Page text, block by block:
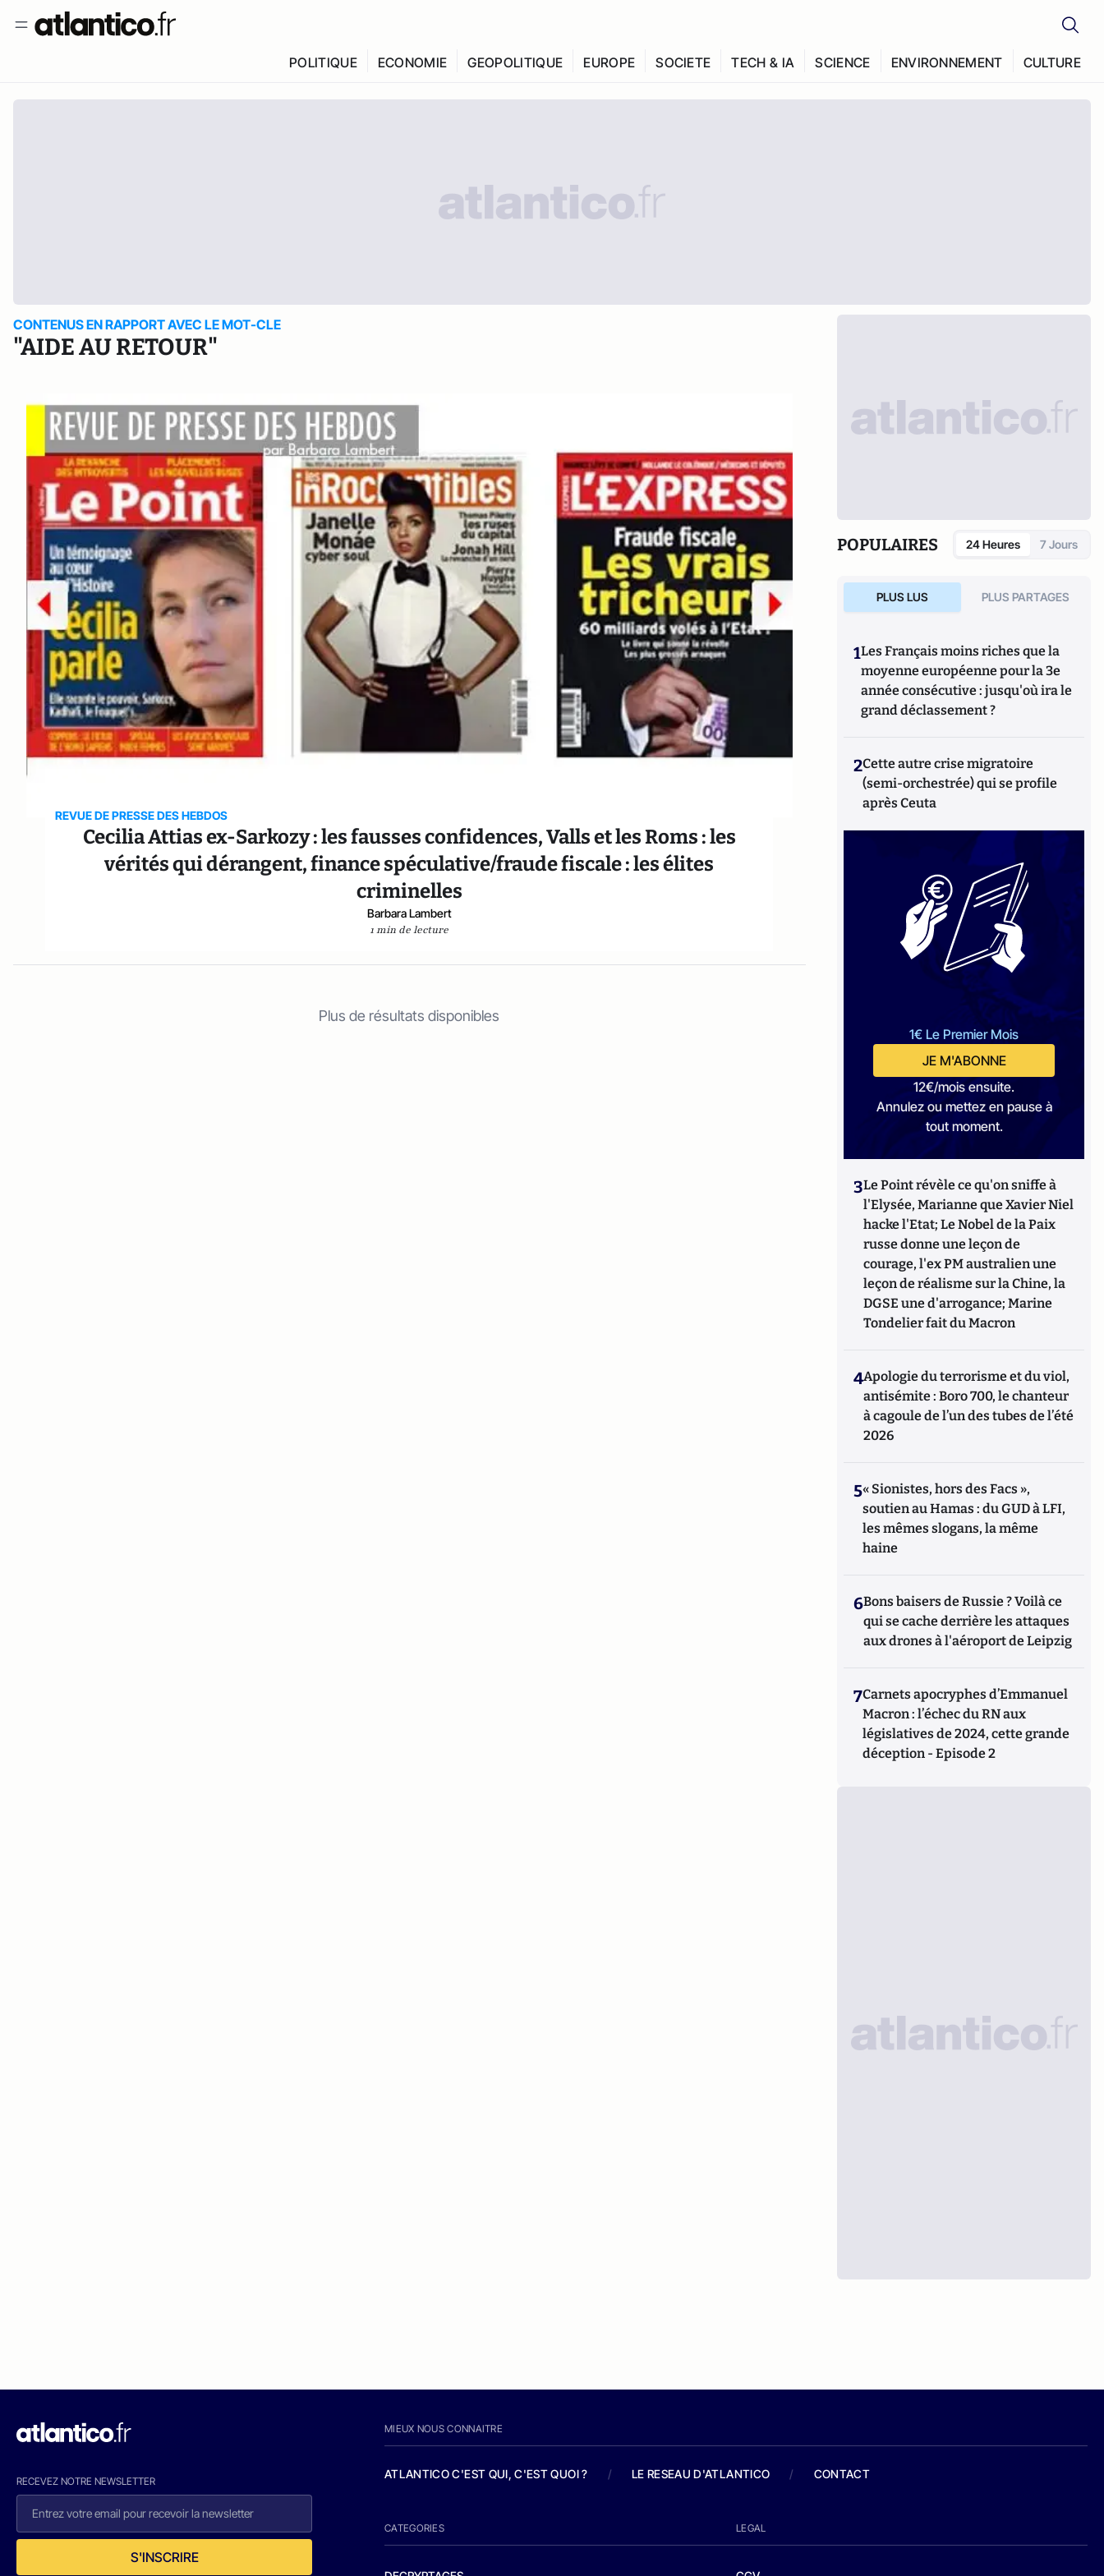
POLITIQUE ECONOMIE GEOPOLITIQUE EUROPE SOCIETE TECH & IA SCIENCE ENVIRONNEMENT CULTURE
CONTENUS EN RAPPORT AVEC LE MOT-CLE
"AIDE AU RETOUR"
REVUE DE PRESSE DES HEBDOS
Cecilia Attias ex-Sarkozy : les fausses confidences, Valls et les Roms : les
vérités qui dérangent, finance spéculative/fraude fiscale : les élites
criminelles
Barbara Lambert
1 min de lecture
Plus de résultats disponibles
POPULAIRES 24 Heures 7 Jours
PLUS LUS PLUS PARTAGES
1Les Français moins riches que la
moyenne européenne pour la 3e
année consécutive : jusqu'où ira le
grand déclassement ?
2Cette autre crise migratoire
(semi-orchestrée) qui se profile
après Ceuta
1€ Le Premier Mois
JE M'ABONNE
12€/mois ensuite.
Annulez ou mettez en pause à
tout moment.
3Le Point révèle ce qu'on sniffe à
l'Elysée, Marianne que Xavier Niel
hacke l'Etat; Le Nobel de la Paix
russe donne une leçon de
courage, l'ex PM australien une
leçon de réalisme sur la Chine, la
DGSE une d'arrogance; Marine
Tondelier fait du Macron
4Apologie du terrorisme et du viol,
antisémite : Boro 700, le chanteur
à cagoule de l’un des tubes de l’été
2026
5« Sionistes, hors des Facs »,
soutien au Hamas : du GUD à LFI,
les mêmes slogans, la même
haine
6Bons baisers de Russie ? Voilà ce
qui se cache derrière les attaques
aux drones à l'aéroport de Leipzig
7Carnets apocryphes d’Emmanuel
Macron : l’échec du RN aux
législatives de 2024, cette grande
déception - Episode 2
RECEVEZ NOTRE NEWSLETTER
S'INSCRIRE
MIEUX NOUS CONNAITRE
ATLANTICO C'EST QUI, C'EST QUOI ? / LE RESEAU D'ATLANTICO / CONTACT
CATEGORIES LEGAL